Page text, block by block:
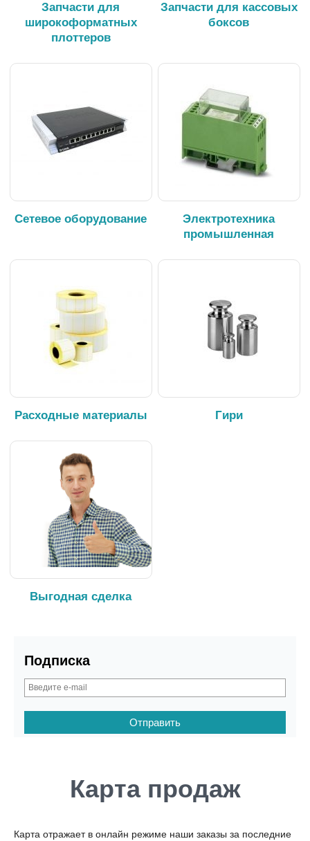
Запчасти для
широкоформатных
плоттеров
Запчасти для кассовых
боксов
Сетевое оборудование
Электротехника
промышленная
Расходные материалы Гири
Выгодная сделка
Подписка
Карта продаж
Карта отражает в онлайн режиме наши заказы за последние